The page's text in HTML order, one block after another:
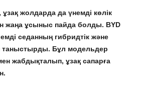
ұзақ жолдарда да үнемді көлік
жаңа ұсыныс пайда болды. BYD
седанның гибридтік және
таныстырды. Бұл модельдер
жабдықталып, ұзақ сапарға